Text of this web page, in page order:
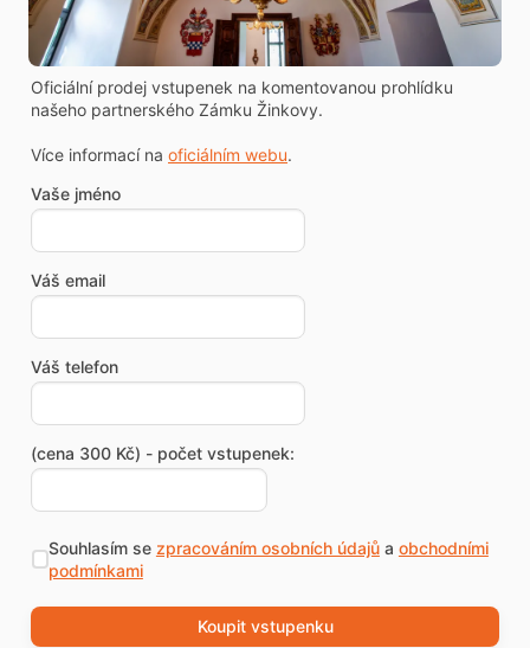
Oficiální prodej vstupenek na komentovanou prohlídku
našeho partnerského Zámku Žinkovy.
Více informací na oficiálním webu.
Vaše jméno
Váš email
Váš telefon
(cena 300 Kč) - počet vstupenek:
Souhlasím se zpracováním osobních údajůa obchodními
podmínkami
Koupit vstupenku